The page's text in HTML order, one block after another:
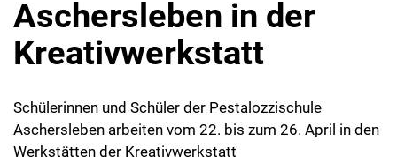
Aschersleben in der
Kreativwerkstatt
Schülerinnen und Schüler der Pestalozzischule
Aschersleben arbeiten vom 22. bis zum 26. April in den
Werkstätten der Kreativwerkstatt